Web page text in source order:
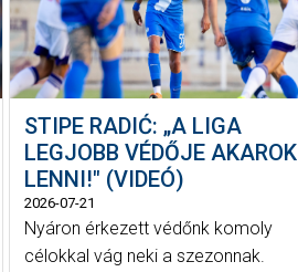
STIPE RADIĆ: „A LIGA
LEGJOBB VÉDŐJE AKAROK
LENNI!" (VIDEÓ)
2026-07-21
Nyáron érkezett védőnk komoly
célokkal vág neki a szezonnak.